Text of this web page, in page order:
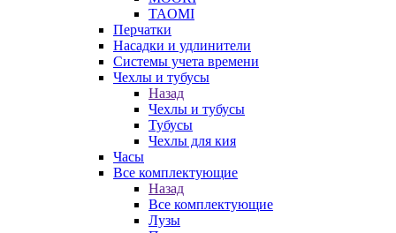
TAOMI
Перчатки
Насадки и удлинители
Системы учета времени
Чехлы и тубусы
Назад
Чехлы и тубусы
Тубусы
Чехлы для кия
Часы
Все комплектующие
Назад
Все комплектующие
Лузы